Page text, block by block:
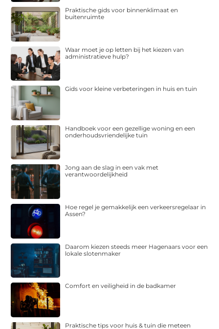
Praktische gids voor binnenklimaat en
buitenruimte
Waar moet je op letten bij het kiezen van
administratieve hulp?
Gids voor kleine verbeteringen in huis en tuin
Handboek voor een gezellige woning en een
onderhoudsvriendelijke tuin
Jong aan de slag in een vak met
verantwoordelijkheid
Hoe regel je gemakkelijk een verkeersregelaar in
Assen?
Daarom kiezen steeds meer Hagenaars voor een
lokale slotenmaker
Comfort en veiligheid in de badkamer
Praktische tips voor huis & tuin die meteen